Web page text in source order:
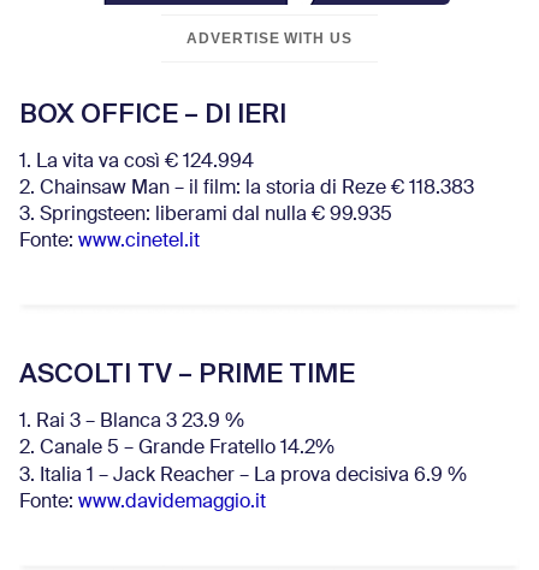
ADVERTISE WITH US
BOX OFFICE – DI IERI
1. La vita va così € 124.994
2. Chainsaw Man – il film: la storia di Reze € 118.383
3. Springsteen: liberami dal nulla € 99.935
Fonte: www.cinetel.it
ASCOLTI TV – PRIME TIME
1. Rai 3 – Blanca 3 23.9 %
2. Canale 5 – Grande Fratello 14.2%
3. Italia 1 – Jack Reacher – La prova decisiva 6.9 %
Fonte: www.davidemaggio.it